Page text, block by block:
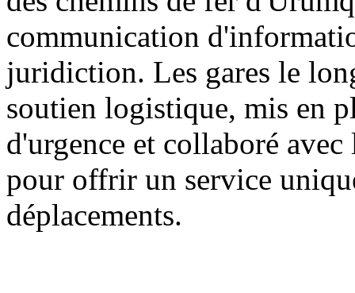
communication
juridiction. Les gares le
soutien logistique, mis en
d'urgence et collaboré
pour offrir un service
déplacements.